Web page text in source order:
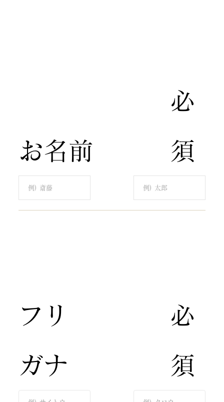
​必
須​
​必
須​
​お名前
​フリ
ガナ​